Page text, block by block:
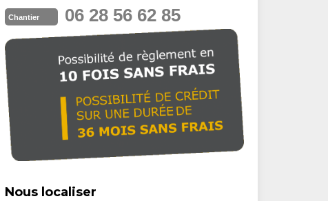
Chantier 06 28 56 62 85
Nous localiser